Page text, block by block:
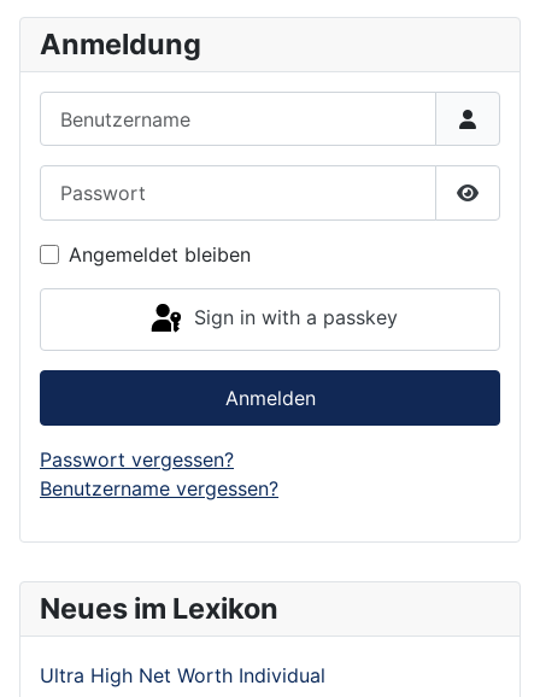
Neues im Lexikon
Ultra High Net Worth Individual
Anmeldung
Show
Angemeldet bleiben
Sign in with a passkey
Anmelden
Passwort vergessen?
Benutzername vergessen?